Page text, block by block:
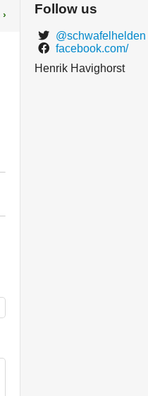
› Follow us
@schwafelhelden
facebook.com/
Henrik Havighorst